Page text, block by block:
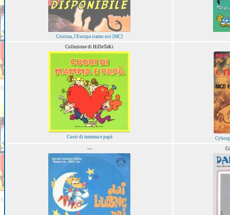
Cristina, l'Europa siamo noi [MC]
Collezione di HiDeTaKi
Cuori di mamma e papà
---